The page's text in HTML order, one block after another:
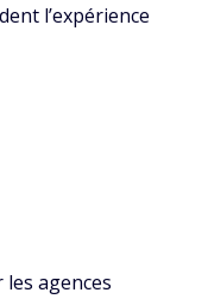
l’expérience
agences